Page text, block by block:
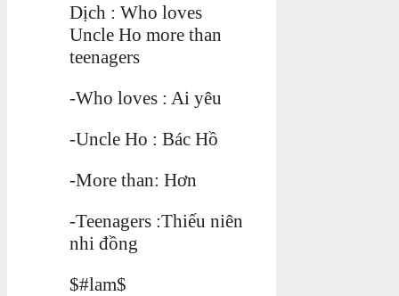
Dịch : Who loves
Uncle Ho more than
teenagers
-Who loves : Ai yêu
-Uncle Ho : Bác Hồ
-More than: Hơn
-Teenagers :Thiếu niên
nhi đồng
$#lam$